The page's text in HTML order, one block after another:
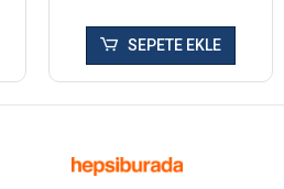
SEPETE EKLE